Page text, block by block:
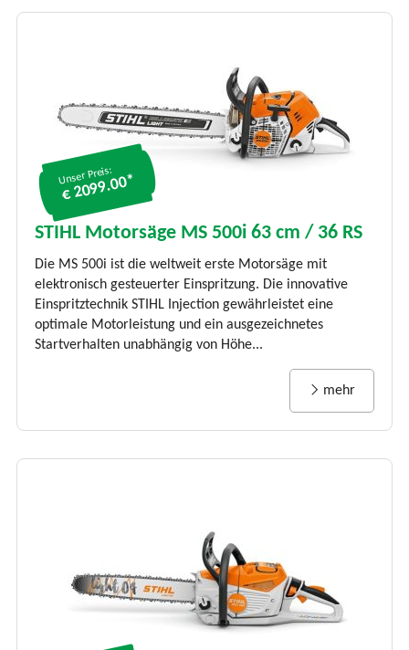
Unser Preis:
€ 2099.00*
STIHL Motorsäge MS 500i 63 cm / 36 RS
Die MS 500i ist die weltweit erste Motorsäge mit
elektronisch gesteuerter Einspritzung. Die innovative
Einspritztechnik STIHL Injection gewährleistet eine
optimale Motorleistung und ein ausgezeichnetes
Startverhalten unabhängig von Höhe...
mehr